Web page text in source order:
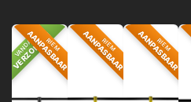
VANDAAG
VERZONDENRIEM
AANPASBAAR RIEM
AANPASBAAR RIEM
AANPASBAAR